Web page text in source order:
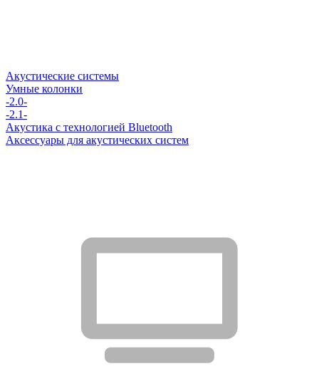
Акустические системы
Умные колонки
-2.0-
-2.1-
Акустика с технологией Bluetooth
Аксессуары для акустических систем